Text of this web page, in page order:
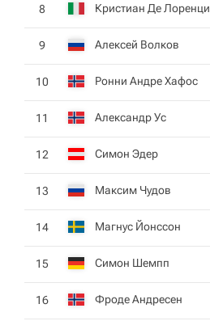
8 Кристиан Де Лоренци
9 Алексей Волков
10 Ронни Андре Хафос
11 Александр Ус
12 Симон Эдер
13 Максим Чудов
14 Магнус Йонссон
15 Симон Шемпп
16 Фроде Андресен